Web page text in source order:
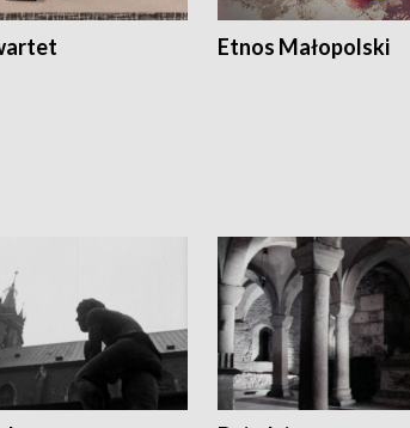
Etnos Małopolski